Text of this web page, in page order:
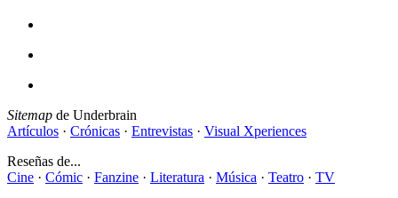
Sitemap de Underbrain
Artículos · Crónicas · Entrevistas · Visual Xperiences
Reseñas de...
Cine · Cómic · Fanzine · Literatura · Música · Teatro · TV